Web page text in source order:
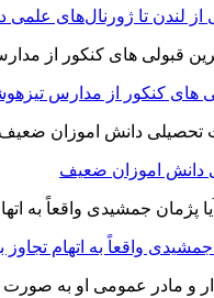
لندن تا ژورنال‌های علمی
های کنکور از مدارس
دانش اموزان ضعیف
واقعاً به اتهام